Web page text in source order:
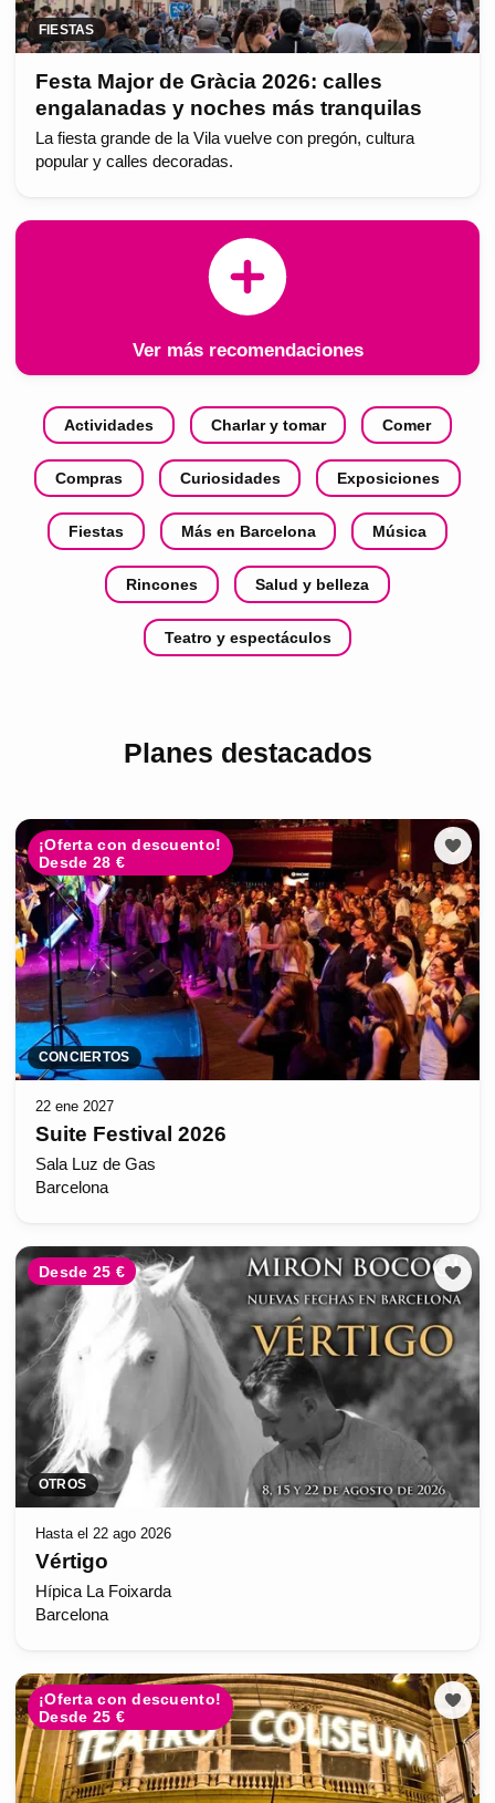
FIESTAS
Festa Major de Gràcia 2026: calles
engalanadas y noches más tranquilas
La fiesta grande de la Vila vuelve con pregón, cultura
popular y calles decoradas.
Ver más recomendaciones
Actividades Charlar y tomar Comer
Compras Curiosidades Exposiciones
Fiestas Más en Barcelona Música
Rincones Salud y belleza
Teatro y espectáculos
Planes destacados
¡Oferta con descuento!
Desde 28 €
CONCIERTOS
22 ene 2027
Suite Festival 2026
Sala Luz de Gas
Barcelona
Desde 25 €
OTROS
Hasta el 22 ago 2026
Vértigo
Hípica La Foixarda
Barcelona
¡Oferta con descuento!
Desde 25 €